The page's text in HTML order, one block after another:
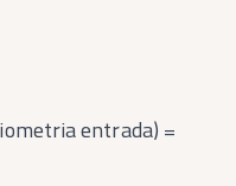
entrada) =